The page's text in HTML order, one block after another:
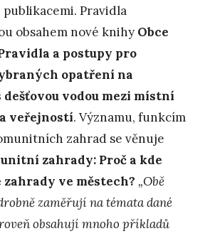
Pravidla
obsahem nové knihy Obce
a postupy pro
opatření na
vodou mezi místní
veřejností. Významu, funkcím
zahrad se věnuje
zahrady: Proč a kde
ve městech? „Obě
zaměřují na témata dané
obsahují mnoho příkladů